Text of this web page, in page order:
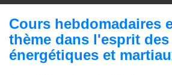
Cours hebdomadaires
thème dans l'esprit
énergétiques et